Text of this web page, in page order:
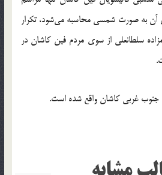
آن به صورت شمسی محاسبه می‌شود، تکرار
سلطانعلی از سوی مردم فین کاشان در